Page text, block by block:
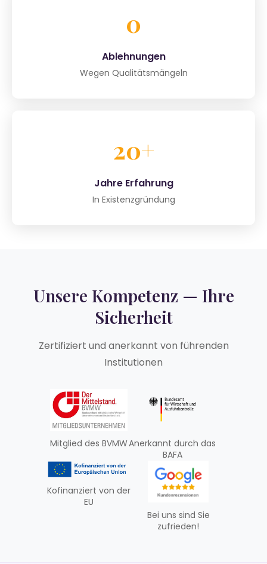
0
Ablehnungen
Wegen Qualitätsmängeln
20+
Jahre Erfahrung
In Existenzgründung
Unsere Kompetenz — Ihre
Sicherheit
Zertifiziert und anerkannt von führenden
Institutionen
Mitglied des BVMWAnerkannt durch das
BAFA
Kofinanziert von der
EU
Bei uns sind Sie
zufrieden!